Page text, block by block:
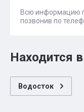
Всю информацию
позвонив по
Находится
Водосток